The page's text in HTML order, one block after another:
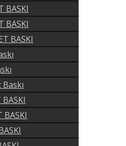
BASKI
BASKI
BASKI
BASKI
BASKI